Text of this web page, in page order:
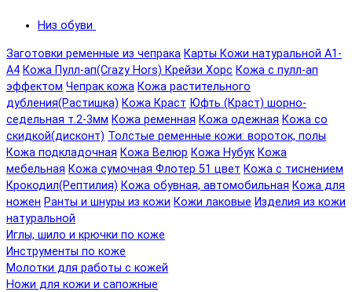
Низ обуви
Заготовки ременные из чепрака Карты Кожи натуральной А1-
А4 Кожа Пулл-ап(Crazy Hors) Крейзи Хорс Кожа с пулл-ап
эффектом Чепрак кожа Кожа растительного
дубления(Растишка) Кожа Краст Юфть (Краст) шорно-
седельная т.2-3мм Кожа ременная Кожа одежная Кожа со
скидкой(дисконт) Толстые ременные кожи: вороток, полы
Кожа подкладочная Кожа Велюр Кожа Нубук Кожа
мебельная Кожа сумочная Флотер 51 цвет Кожа с тиснением
Крокодил(Рептилия) Кожа обувная, автомобильная Кожа для
ножен Ранты и шнуры из кожи Кожи лаковые Изделия из кожи
натуральной
Иглы, шило и крючки по коже
Инструменты по коже
Молотки для работы с кожей
Ножи для кожи и сапожные